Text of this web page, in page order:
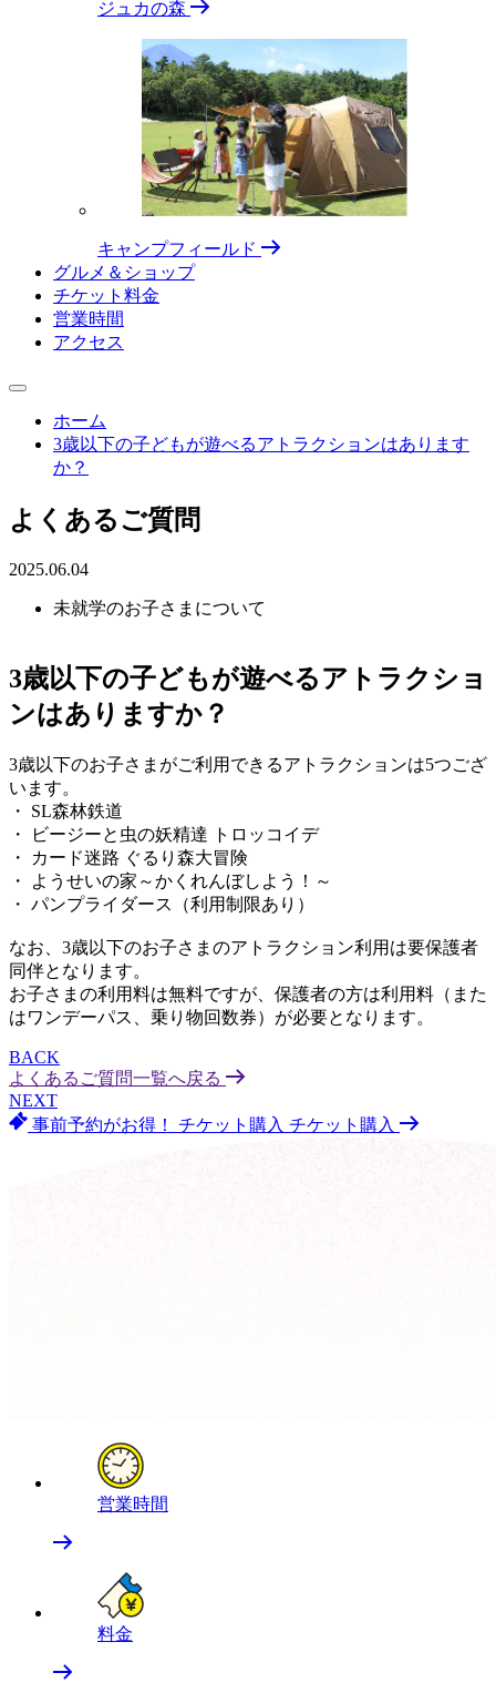
ジュカの森
キャンプフィールド
グルメ＆ショップ
チケット料⾦
営業時間
アクセス
ホーム
3歳以下の子どもが遊べるアトラクションはあります
か？
よくあるご質問
2025.06.04
未就学のお子さまについて
3歳以下の子どもが遊べるアトラクショ
ンはありますか？
3歳以下のお子さまがご利用できるアトラクションは5つござ
います。
・ SL森林鉄道
・ ビージーと虫の妖精達 トロッコイデ
・ カード迷路 ぐるり森大冒険
・ ようせいの家～かくれんぼしよう！～
・ パンプライダース（利用制限あり）
なお、3歳以下のお子さまのアトラクション利用は要保護者
同伴となります。
お子さまの利用料は無料ですが、保護者の方は利用料（また
はワンデーパス、乗り物回数券）が必要となります。
BACK
よくあるご質問一覧へ戻る
NEXT
事前予約がお得！
チケット購入 チケット購入
営業時間
料金